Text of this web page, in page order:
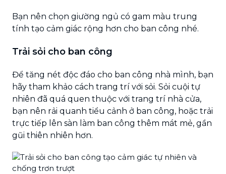
Bạn nên chọn giường ngủ có gam màu trung
tính tạo cảm giác rộng hơn cho ban công nhé.
Trải sỏi cho ban công
Để tăng nét độc đáo cho ban công nhà mình, bạn
hãy tham khảo cách trang trí với sỏi. Sỏi cuội tự
nhiên đã quá quen thuộc với trang trí nhà cửa,
bạn nên rải quanh tiểu cảnh ở ban công, hoặc trải
trực tiếp lên sàn làm ban công thêm mát mẻ, gần
gũi thiên nhiên hơn.